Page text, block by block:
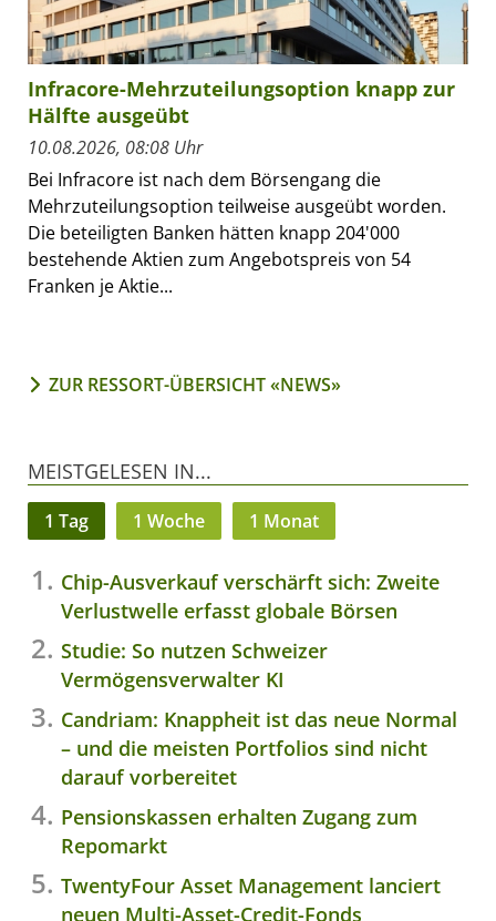
Infracore-Mehrzuteilungsoption knapp zur
Hälfte ausgeübt
10.08.2026, 08:08 Uhr
Bei Infracore ist nach dem Börsengang die
Mehrzuteilungsoption teilweise ausgeübt worden.
Die beteiligten Banken hätten knapp 204'000
bestehende Aktien zum Angebotspreis von 54
Franken je Aktie...
ZUR RESSORT-ÜBERSICHT «NEWS»
MEISTGELESEN IN...
1 Tag 1 Woche 1 Monat
Chip-Ausverkauf verschärft sich: Zweite
Verlustwelle erfasst globale Börsen
Studie: So nutzen Schweizer
Vermögensverwalter KI
Candriam: Knappheit ist das neue Normal
– und die meisten Portfolios sind nicht
darauf vorbereitet
Pensionskassen erhalten Zugang zum
Repomarkt
TwentyFour Asset Management lanciert
neuen Multi-Asset-Credit-Fonds